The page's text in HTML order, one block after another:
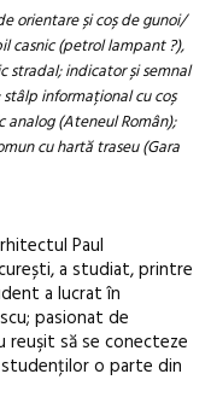
orientare și coș de gunoi/
casnic (petrol lampant ?),
stradal; indicator și semnal
informațional cu coș
(Ateneul Român);
cu hartă traseu (Gara
Paul
a studiat, printre
a lucrat în
pasionat de
reuşit să se conecteze
o parte din